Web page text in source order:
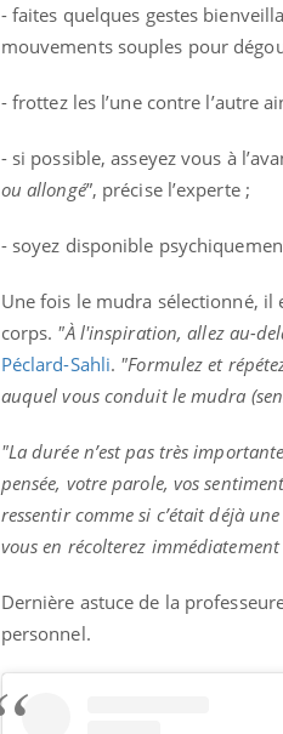
- faites quelques gestes
mouvements souples pour
- frottez les l’une contre l’autre
- si possible, asseyez vous à
ou allongé”, précise l’experte ;
- soyez disponible
Une fois le mudra sélectionné,
corps. "À l'inspiration, allez au-
Péclard-Sahli. "Formulez et
auquel vous conduit le mudra
"La durée n’est pas très
pensée, votre parole, vos
ressentir comme si c’était déjà
vous en récolterez
Dernière astuce de la
personnel.